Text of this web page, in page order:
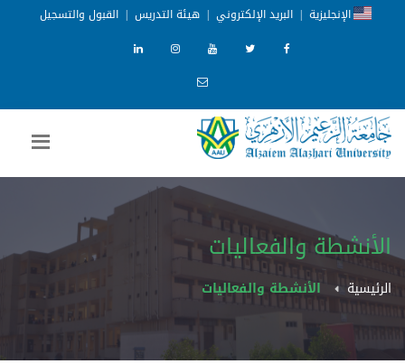
الإنجليزية | البريد الإلكتروني | هيئة التدريس | القبول والتسجيل
الأنشطة والفعاليات
الرئيسية الأنشطة والفعاليات